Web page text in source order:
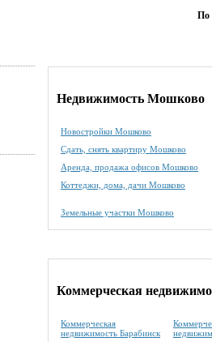
По
Недвижимость Мошково
Новостройки Мошково
Сдать, снять квартиру Мошково
Аренда, продажа офисов Мошково
Коттеджи, дома, дачи Мошково
Земельные участки Мошково
Коммерческая
Коммерческая
недвижимость Барабинск